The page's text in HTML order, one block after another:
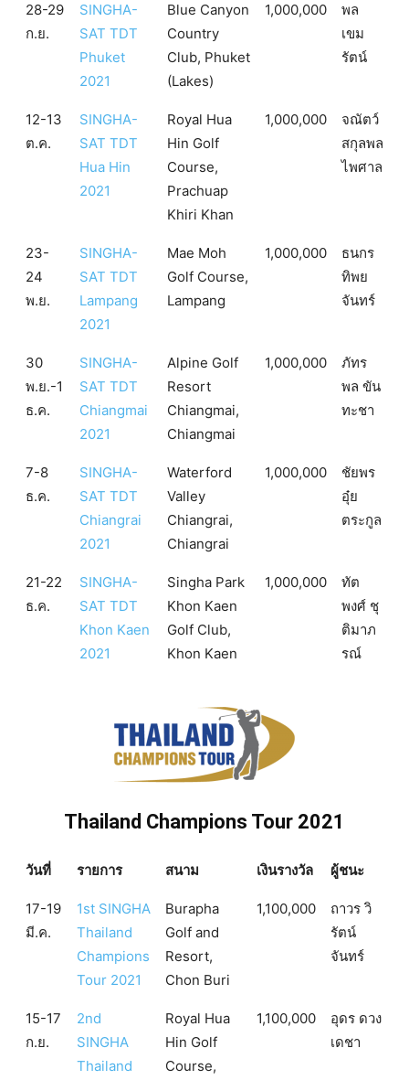
28-29
ก.ย.
SINGHA-
SAT TDT
Phuket
2021
Blue Canyon
Country
Club, Phuket
(Lakes)
1,000,000
พล
เขม
รัตน์
12-13
ต.ค.
SINGHA-
SAT TDT
Hua Hin
2021
Royal Hua
Hin Golf
Course,
Prachuap
Khiri Khan
1,000,000
จณัตว์
สกุลพล
ไพศาล
23-
24
พ.ย.
SINGHA-
SAT TDT
Lampang
2021
Mae Moh
Golf Course,
Lampang
1,000,000
ธนกร
ทิพย
จันทร์
30
พ.ย.-1
ธ.ค.
SINGHA-
SAT TDT
Chiangmai
2021
Alpine Golf
Resort
Chiangmai,
Chiangmai
1,000,000
ภัทร
พล ขัน
ทะชา
7-8
ธ.ค.
SINGHA-
SAT TDT
Chiangrai
2021
Waterford
Valley
Chiangrai,
Chiangrai
1,000,000
ชัยพร
อุ๋ย
ตระกูล
21-22
ธ.ค.
SINGHA-
SAT TDT
Khon Kaen
2021
Singha Park
Khon Kaen
Golf Club,
Khon Kaen
1,000,000
ทัต
พงศ์ ชุ
ติมาภ
รณ์
Thailand Champions Tour 2021
วันที่ รายการ สนาม เงินรางวัล ผู้ชนะ
17-19
มี.ค.
1st SINGHA
Thailand
Champions
Tour 2021
Burapha
Golf and
Resort,
Chon Buri
1,100,000
ถาวร วิ
รัตน์
จันทร์
15-17
ก.ย.
2nd
SINGHA
Thailand
Royal Hua
Hin Golf
Course,
1,100,000
อุดร ดวง
เดชา